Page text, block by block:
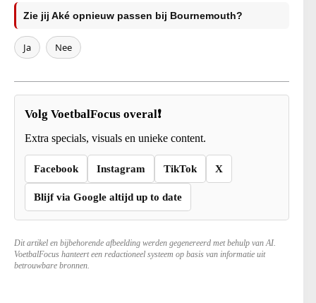
Zie jij Aké opnieuw passen bij Bournemouth?
Ja Nee
Volg VoetbalFocus overal❗
Extra specials, visuals en unieke content.
Facebook Instagram TikTok X
Blijf via Google altijd up to date
Dit artikel en bijbehorende afbeelding werden gegenereerd met behulp van AI.
VoetbalFocus hanteert een redactioneel systeem op basis van informatie uit
betrouwbare bronnen.